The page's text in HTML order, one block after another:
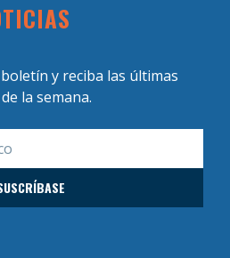
y reciba las últimas
la semana.